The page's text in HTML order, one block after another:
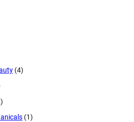
(4)
(1)